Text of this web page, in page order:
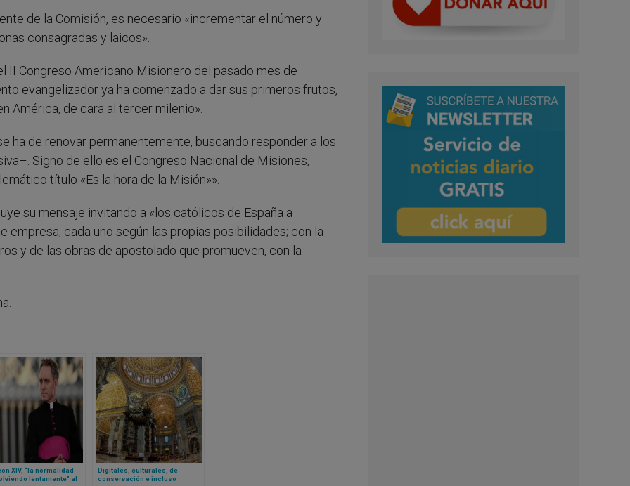
de la Comisión, es necesario «incrementar el número y
consagradas y laicos».
II Congreso Americano Misionero del pasado mes de
evangelizador ya ha comenzado a dar sus primeros frutos,
América, de cara al tercer milenio».
ha de renovar permanentemente, buscando responder a los
Signo de ello es el Congreso Nacional de Misiones,
título «Es la hora de la Misión»».
su mensaje invitando a «los católicos de España a
cada uno según las propias posibilidades; con la
y de las obras de apostolado que promueven, con la
XIV, “la normalidad
lentamente” al
Digitales, culturales, de
conservación e incluso